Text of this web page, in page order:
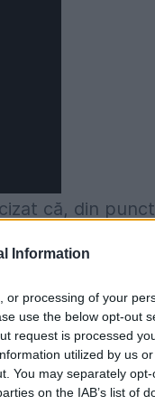
Information
or processing of your
use the below opt-out
request is processed
utilized by us
You may separately
on the IAB’s list of
că, din
legătură cu
cu adevărat în
de factură